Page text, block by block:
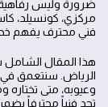
ضرورة وليس
مركزي، كونسيلد،
فني محترف يفهم
هذا المقال
الرياض. سنتعمق في
وعيوبه، متى
تجد فنياً محترفاً